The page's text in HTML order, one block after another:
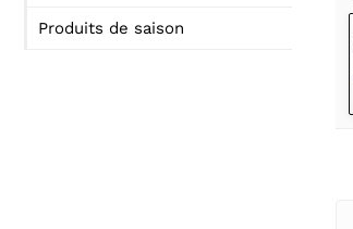
Produits de saison